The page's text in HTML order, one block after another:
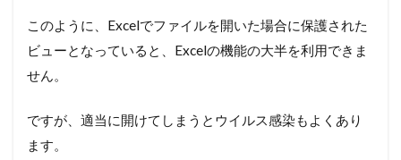
このように、Excelでファイルを開いた場合に保護された
ビューとなっていると、Excelの機能の大半を利用できま
せん。
ですが、適当に開けてしまうとウイルス感染もよくあり
ます。